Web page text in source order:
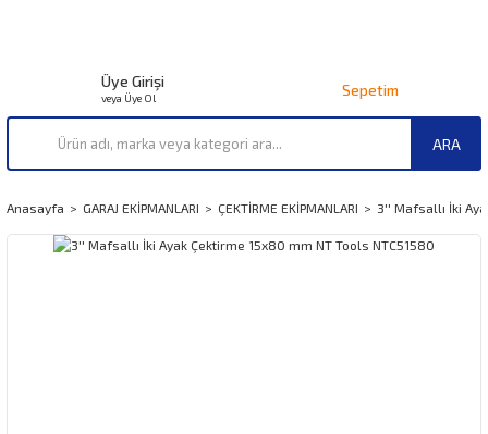
ARA
Üye Girişi
veya Üye Ol Sepetim
Anasayfa GARAJ EKİPMANLARI ÇEKTİRME EKİPMANLARI 3'' Mafsallı İki